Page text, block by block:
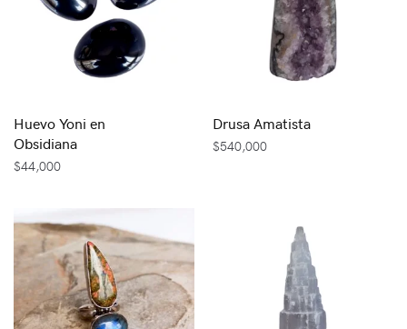
Huevo Yoni en
Obsidiana
$44,000
Drusa Amatista
$540,000